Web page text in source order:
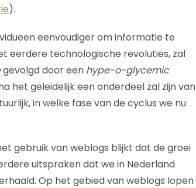
).
eenvoudiger om informatie te
eerdere technologische revoluties, zal
gevolgd door een hype-o-glycemic
het geleidelijk een onderdeel zal zijn van
in welke fase van de cyclus we nu
gebruik van weblogs blijkt dat de groei
uitspraken dat we in Nederland
Op het gebied van weblogs lopen